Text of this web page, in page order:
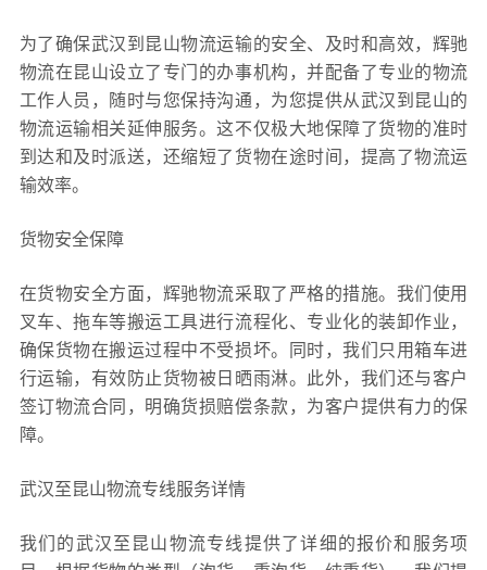
为了确保武汉到昆山物流运输的安全、及时和高效，辉驰
物流在昆山设立了专门的办事机构，并配备了专业的物流
工作人员，随时与您保持沟通，为您提供从武汉到昆山的
物流运输相关延伸服务。这不仅极大地保障了货物的准时
到达和及时派送，还缩短了货物在途时间，提高了物流运
输效率。
货物安全保障
在货物安全方面，辉驰物流采取了严格的措施。我们使用
叉车、拖车等搬运工具进行流程化、专业化的装卸作业，
确保货物在搬运过程中不受损坏。同时，我们只用箱车进
行运输，有效防止货物被日晒雨淋。此外，我们还与客户
签订物流合同，明确货损赔偿条款，为客户提供有力的保
障。
武汉至昆山物流专线服务详情
我们的武汉至昆山物流专线提供了详细的报价和服务项